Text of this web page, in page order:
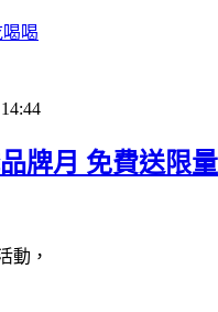
喝喝
14:44
牌月 免費送限
動，